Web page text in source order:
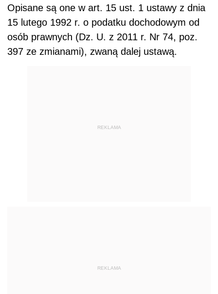
Opisane są one w art. 15 ust. 1 ustawy z dnia
15 lutego 1992 r. o podatku dochodowym od
osób prawnych (Dz. U. z 2011 r. Nr 74, poz.
397 ze zmianami), zwaną dalej ustawą.
REKLAMA
REKLAMA